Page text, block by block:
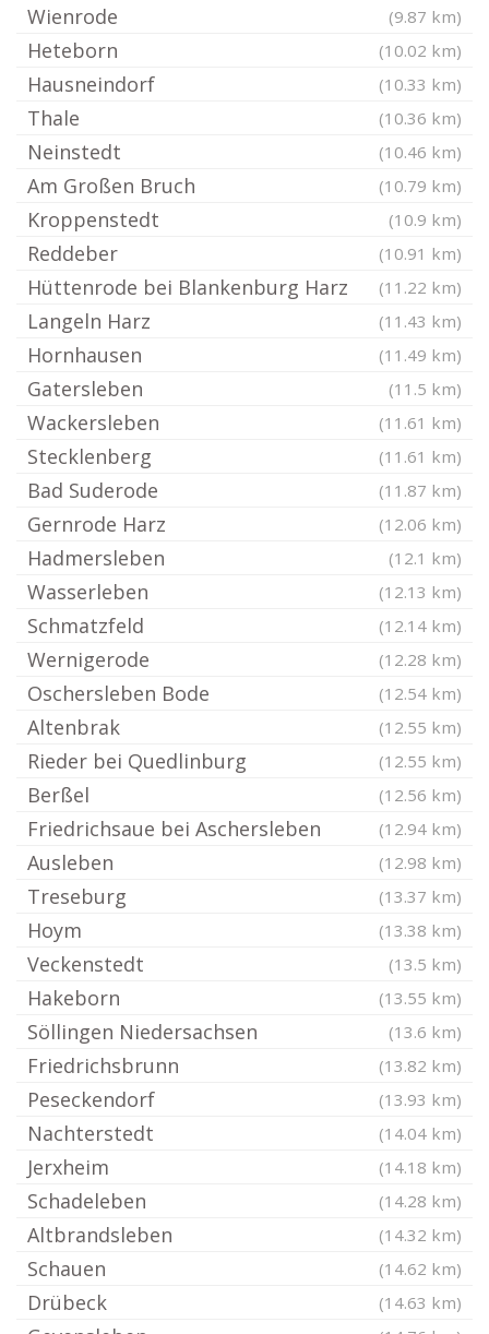
Wienrode (9.87 km)
Heteborn (10.02 km)
Hausneindorf (10.33 km)
Thale (10.36 km)
Neinstedt (10.46 km)
Am Großen Bruch (10.79 km)
Kroppenstedt (10.9 km)
Reddeber (10.91 km)
Hüttenrode bei Blankenburg Harz (11.22 km)
Langeln Harz (11.43 km)
Hornhausen (11.49 km)
Gatersleben (11.5 km)
Wackersleben (11.61 km)
Stecklenberg (11.61 km)
Bad Suderode (11.87 km)
Gernrode Harz (12.06 km)
Hadmersleben (12.1 km)
Wasserleben (12.13 km)
Schmatzfeld (12.14 km)
Wernigerode (12.28 km)
Oschersleben Bode (12.54 km)
Altenbrak (12.55 km)
Rieder bei Quedlinburg (12.55 km)
Berßel (12.56 km)
Friedrichsaue bei Aschersleben (12.94 km)
Ausleben (12.98 km)
Treseburg (13.37 km)
Hoym (13.38 km)
Veckenstedt (13.5 km)
Hakeborn (13.55 km)
Söllingen Niedersachsen (13.6 km)
Friedrichsbrunn (13.82 km)
Peseckendorf (13.93 km)
Nachterstedt (14.04 km)
Jerxheim (14.18 km)
Schadeleben (14.28 km)
Altbrandsleben (14.32 km)
Schauen (14.62 km)
Drübeck (14.63 km)